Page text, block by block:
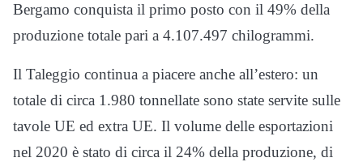
Bergamo conquista il primo posto con il 49% della
produzione totale pari a 4.107.497 chilogrammi.
Il Taleggio continua a piacere anche all’estero: un
totale di circa 1.980 tonnellate sono state servite sulle
tavole UE ed extra UE. Il volume delle esportazioni
nel 2020 è stato di circa il 24% della produzione, di